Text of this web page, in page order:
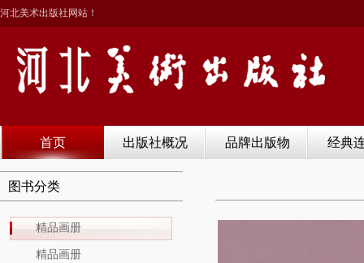
河北美术出版社网站！
首页 出版社概况 品牌出版物 经典
图书分类
精品画册
精品画册